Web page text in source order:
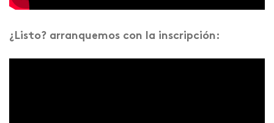
¿Listo? arranquemos con la inscripción: